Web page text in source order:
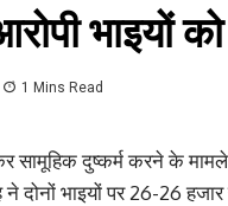
भाइयों
1 Mins Read
सामूहिक दुष्कर्म करने के
भाइयों पर 26-26 हजार